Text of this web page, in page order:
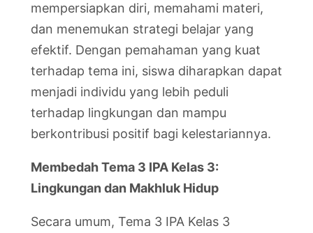
mempersiapkan diri, memahami materi,
dan menemukan strategi belajar yang
efektif. Dengan pemahaman yang kuat
terhadap tema ini, siswa diharapkan dapat
menjadi individu yang lebih peduli
terhadap lingkungan dan mampu
berkontribusi positif bagi kelestariannya.
Membedah Tema 3 IPA Kelas 3:
Lingkungan dan Makhluk Hidup
Secara umum, Tema 3 IPA Kelas 3